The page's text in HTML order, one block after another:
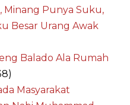
Minang Punya Suku,
Besar Urang Awak
Balado Ala Rumah
Masyarakat